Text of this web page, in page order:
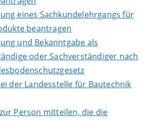
eines Sachkundelehrgangs für
beantragen
und Bekanntgabe als
oder Sachverständiger nach
der Landesstelle für Bautechnik
Person mitteilen, die die